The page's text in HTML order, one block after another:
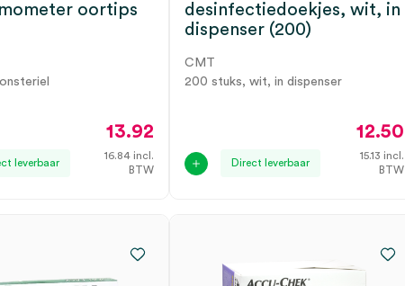
oortips
leverbaar
13.92
16.84 incl.
BTW
desinfectiedoekjes, wit, in
dispenser (200)
CMT
200 stuks, wit, in dispenser
Direct leverbaar
12.50
15.13 incl.
BTW